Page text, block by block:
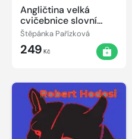
Angličtina velká
cvičebnice slovní
zásoby nejen pro
maturanty
Štěpánka Pařízková
249 Kč